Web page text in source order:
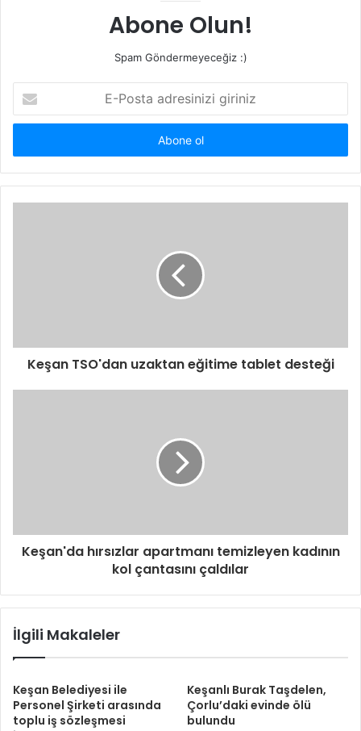
Abone Olun!
Spam Göndermeyeceğiz :)
Posta
adresinizi
Keşan TSO'dan uzaktan eğitime tablet desteği
Keşan'da hırsızlar apartmanı temizleyen kadının
kol çantasını çaldılar
İlgili Makaleler
Keşan Belediyesi ile
Personel Şirketi arasında
toplu iş sözleşmesi
Keşanlı Burak Taşdelen,
Çorlu’daki evinde ölü
bulundu